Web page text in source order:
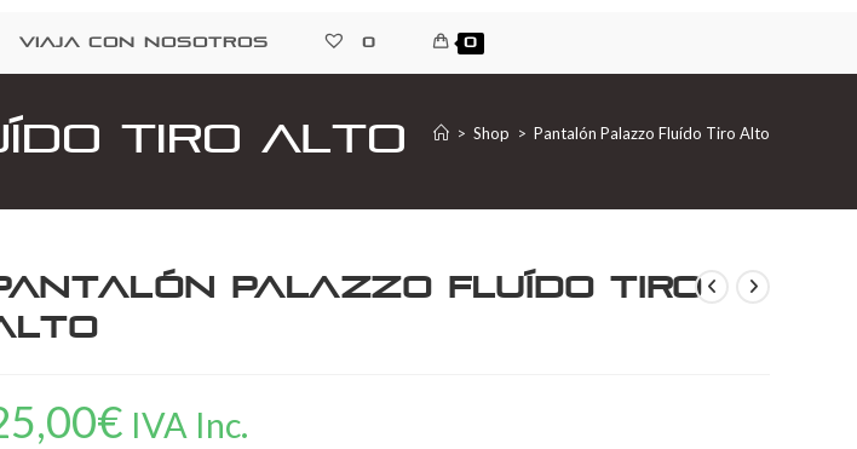
VIAJA CON NOSOTROS 0 0
Tiro Alto > Shop > Pantalón Palazzo Fluído Tiro Alto
Palazzo Fluído Tiro
€ IVA Inc.